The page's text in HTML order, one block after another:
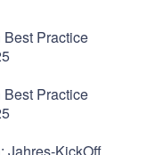
Practice
Practice